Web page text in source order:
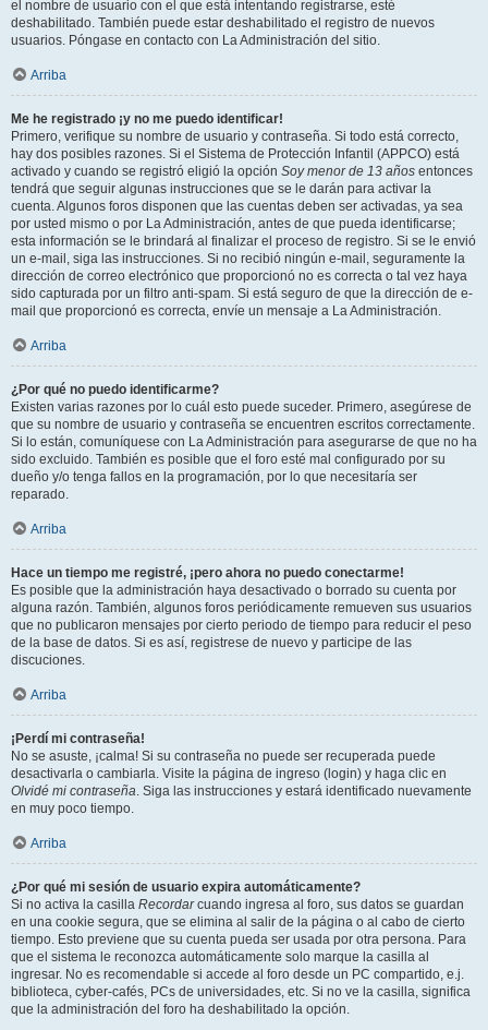
el nombre de usuario con el que está intentando registrarse, esté
deshabilitado. También puede estar deshabilitado el registro de nuevos
usuarios. Póngase en contacto con La Administración del sitio.
Arriba
Me he registrado ¡y no me puedo identificar!
Primero, verifique su nombre de usuario y contraseña. Si todo está correcto,
hay dos posibles razones. Si el Sistema de Protección Infantil (APPCO) está
activado y cuando se registró eligió la opción Soy menor de 13 años entonces
tendrá que seguir algunas instrucciones que se le darán para activar la
cuenta. Algunos foros disponen que las cuentas deben ser activadas, ya sea
por usted mismo o por La Administración, antes de que pueda identificarse;
esta información se le brindará al finalizar el proceso de registro. Si se le envió
un e-mail, siga las instrucciones. Si no recibió ningún e-mail, seguramente la
dirección de correo electrónico que proporcionó no es correcta o tal vez haya
sido capturada por un filtro anti-spam. Si está seguro de que la dirección de e-
mail que proporcionó es correcta, envíe un mensaje a La Administración.
Arriba
¿Por qué no puedo identificarme?
Existen varias razones por lo cuál esto puede suceder. Primero, asegúrese de
que su nombre de usuario y contraseña se encuentren escritos correctamente.
Si lo están, comuníquese con La Administración para asegurarse de que no ha
sido excluido. También es posible que el foro esté mal configurado por su
dueño y/o tenga fallos en la programación, por lo que necesitaría ser
reparado.
Arriba
Hace un tiempo me registré, ¡pero ahora no puedo conectarme!
Es posible que la administración haya desactivado o borrado su cuenta por
alguna razón. También, algunos foros periódicamente remueven sus usuarios
que no publicaron mensajes por cierto periodo de tiempo para reducir el peso
de la base de datos. Si es así, registrese de nuevo y participe de las
discuciones.
Arriba
¡Perdí mi contraseña!
No se asuste, ¡calma! Si su contraseña no puede ser recuperada puede
desactivarla o cambiarla. Visite la página de ingreso (login) y haga clic en
Olvidé mi contraseña. Siga las instrucciones y estará identificado nuevamente
en muy poco tiempo.
Arriba
¿Por qué mi sesión de usuario expira automáticamente?
Si no activa la casilla Recordarcuando ingresa al foro, sus datos se guardan
en una cookie segura, que se elimina al salir de la página o al cabo de cierto
tiempo. Esto previene que su cuenta pueda ser usada por otra persona. Para
que el sistema le reconozca automáticamente solo marque la casilla al
ingresar. No es recomendable si accede al foro desde un PC compartido, e.j.
biblioteca, cyber-cafés, PCs de universidades, etc. Si no ve la casilla, significa
que la administración del foro ha deshabilitado la opción.